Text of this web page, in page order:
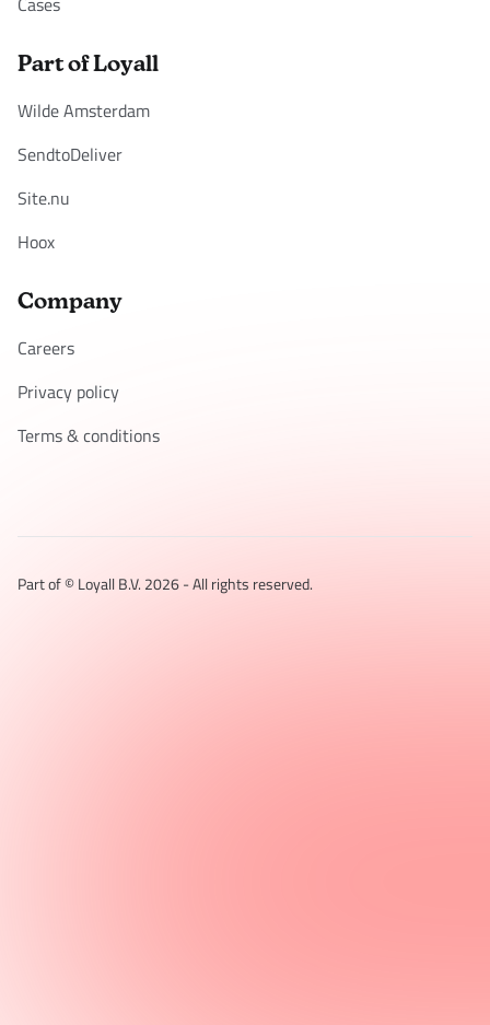
Part of Loyall
Wilde Amsterdam
SendtoDeliver
Site.nu
Hoox
Company
Careers
Privacy policy
Terms & conditions
Part of © Loyall B.V. 2026 - All rights reserved.